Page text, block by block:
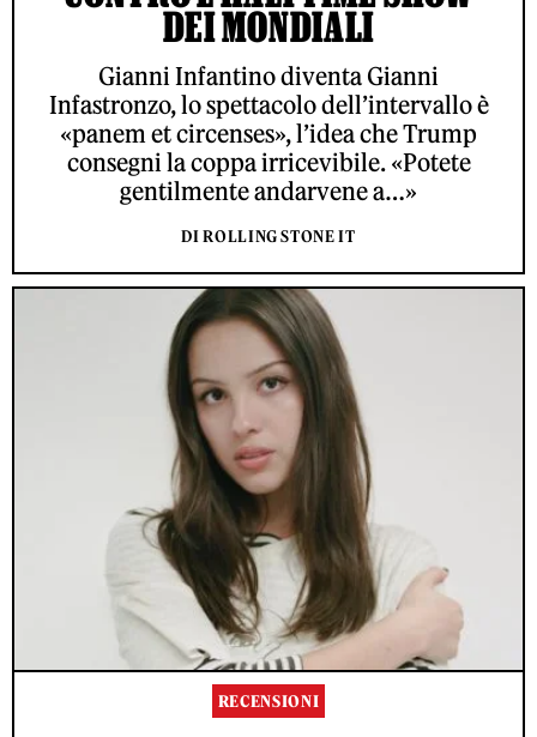
DEI MONDIALI
Gianni Infantino diventa Gianni
Infastronzo, lo spettacolo dell’intervallo è
«panem et circenses», l’idea che Trump
consegni la coppa irricevibile. «Potete
gentilmente andarvene a…»
DI ROLLING STONE IT
RECENSIONI